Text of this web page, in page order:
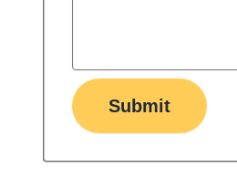
Submit